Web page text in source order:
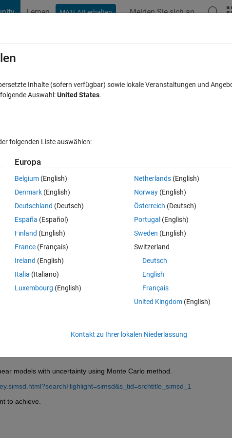
Lernen MATLAB erhalten Melden Sie sich an
0 Stimmen
Markov random sequence in Matlab? any help will be greatly
Melden Sie sich an, um diese Frage zu
models with uncertainty using Monte Carlo method.
to achieve.
Inhalte (sofern verfügbar) sowie lokale Veranstaltungen und
Auswahl:United States.
folgenden Liste auswählen:
Europa
Belgium (English)
Denmark (English)
Deutschland (Deutsch)
España (Español)
Finland (English)
France (Français)
Ireland (English)
Italia (Italiano)
Luxembourg (English)
Netherlands(English)
Norway(English)
Österreich (Deutsch)
Portugal (English)
Sweden (English)
Switzerland
Deutsch
English
Français
United Kingdom(English)
Kontakt zu Ihrer lokalen Niederlassung